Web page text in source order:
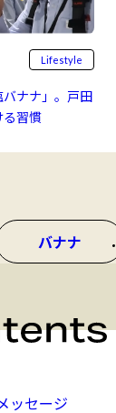
Lifestyle
ナナ」。戸田
る習慣
バナナ
ッセージ